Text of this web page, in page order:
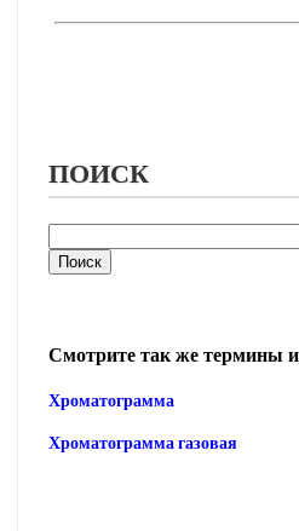
ПОИСК
Смотрите так же термины и
Хроматограмма
Хроматограмма газовая